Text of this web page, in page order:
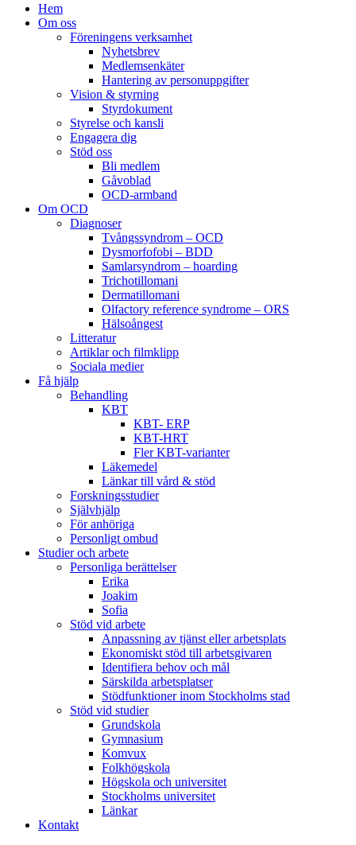
Hem
Om oss
Föreningens verksamhet
Nyhetsbrev
Medlemsenkäter
Hantering av personuppgifter
Vision & styrning
Styrdokument
Styrelse och kansli
Engagera dig
Stöd oss
Bli medlem
Gåvoblad
OCD-armband
Om OCD
Diagnoser
Tvångssyndrom – OCD
Dysmorfofobi – BDD
Samlarsyndrom – hoarding
Trichotillomani
Dermatillomani
Olfactory reference syndrome – ORS
Hälsoångest
Litteratur
Artiklar och filmklipp
Sociala medier
Få hjälp
Behandling
KBT
KBT- ERP
KBT-HRT
Fler KBT-varianter
Läkemedel
Länkar till vård & stöd
Forskningsstudier
Självhjälp
För anhöriga
Personligt ombud
Studier och arbete
Personliga berättelser
Erika
Joakim
Sofia
Stöd vid arbete
Anpassning av tjänst eller arbetsplats
Ekonomiskt stöd till arbetsgivaren
Identifiera behov och mål
Särskilda arbetsplatser
Stödfunktioner inom Stockholms stad
Stöd vid studier
Grundskola
Gymnasium
Komvux
Folkhögskola
Högskola och universitet
Stockholms universitet
Länkar
Kontakt